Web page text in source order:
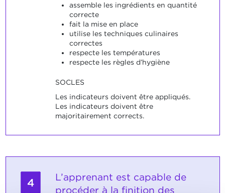
assemble les ingrédients en quantité
correcte
fait la mise en place
utilise les techniques culinaires
correctes
respecte les températures
respecte les règles d’hygiène
SOCLES
Les indicateurs doivent être appliqués.
Les indicateurs doivent être
majoritairement corrects.
4
L’apprenant est capable de
procéder à la finition des